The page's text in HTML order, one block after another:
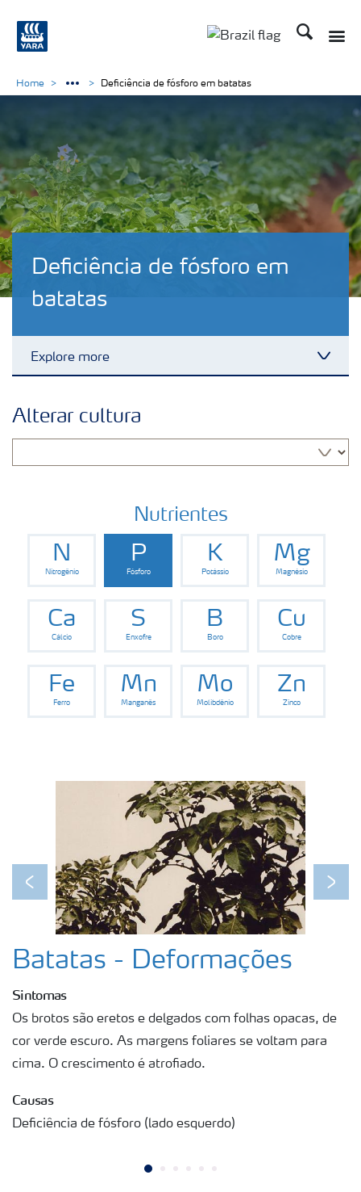
Busca
Deficiência de fósforo em
batatas
Explore more
Manuseio de produtos
Soluções Digitais
Momento Yara | Milho
Home Deficiência de fósforo em batatas
Alterar cultura
Nutrientes
N
Nitrogênio
P
Fósforo
K
Potássio
Mg
Magnésio
Ca
Cálcio
S
Enxofre
B
Boro
Cu
Cobre
Fe
Ferro
Mn
Manganês
Mo
Molibdênio
Zn
Zinco
Previous Next
Batatas - Deformações
Sintomas
Os brotos são eretos e delgados com folhas opacas, de
cor verde escuro. As margens foliares se voltam para
cima. O crescimento é atrofiado.
Causas
Deficiência de fósforo (lado esquerdo)